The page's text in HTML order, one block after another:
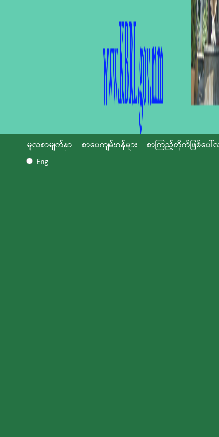
မူလစာမျက်နှာ စာပေကျမ်းဂန်များ
စာကြည့်တိုက်ဖြစ်ပေါ်
Eng